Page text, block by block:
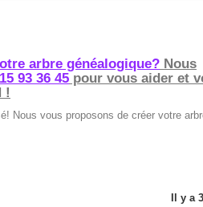
arbre généalogique? Nous
93 36 45 pour vous aider et
!
Nous vous proposons de créer votre
Il y a